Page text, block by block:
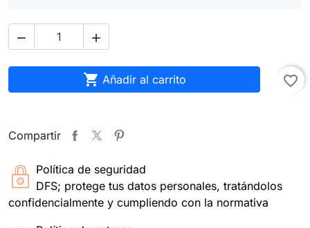
 
 Añadir al carrito favorite_border
Compartir
Política de seguridad
DFS; protege tus datos personales, tratándolos
confidencialmente y cumpliendo con la normativa